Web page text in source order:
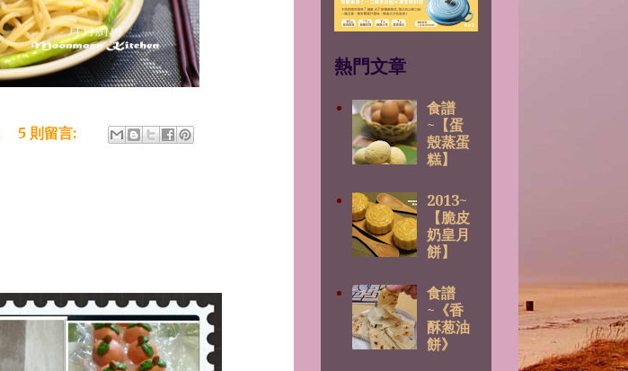
5 則留言:
熱門文章
食譜
~【蛋
殼蒸蛋
糕】
2013~
【脆皮
奶皇月
餅】
食譜
~《香
酥葱油
餅》